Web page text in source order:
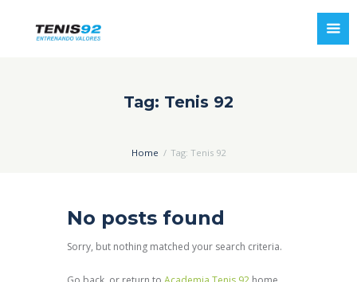
Tag: Tenis 92
Home Tag: Tenis 92
No posts found
Sorry, but nothing matched your search criteria.